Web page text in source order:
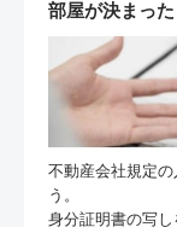
部屋が決まった
不動産会社規定
う。
身分証明書の写